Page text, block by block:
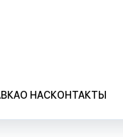
О НАСКОНТАКТЫ